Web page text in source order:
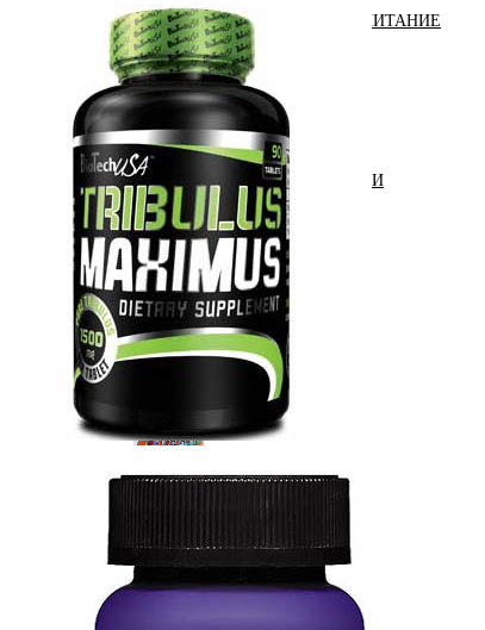
ДИЕТИЧЕСКОЕ ПИТАНИЕ
ЖИРОСЖИГАТЕЛИ
ЗМА (ZMA)
ЗДОРОВЬЕ И ДОЛГОЛЕТИЕ